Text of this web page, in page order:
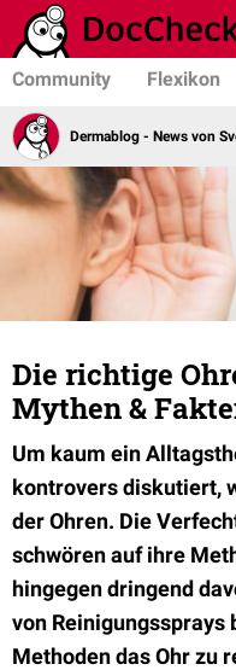
Community Flexikon
Dermablog - News von
Die richtige
Mythen &
Um kaum ein
kontrovers diskutiert,
der Ohren. Die
schwören auf ihre
hingegen dringend
von Reinigungssprays
Methoden das Ohr zu